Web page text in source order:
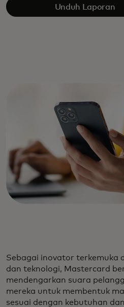
Unduh Laporan
Sebagai inovator terkemuka
dan teknologi, Mastercard
mendengarkan suara
mereka untuk membentuk
sesuai dengan kebutuhan